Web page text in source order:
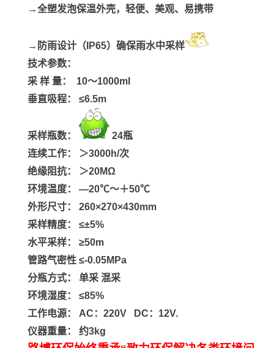
→全塑发泡保温外壳，轻便、美观、易携带
→防雨设计（IP65）确保雨水中采样
技术参数：
采 样 量： 10～1000ml
垂直吸程：
≤6.5m
采样瓶数：
24瓶
连续工作：
＞3000h/次
绝缘阻抗：
＞20MΩ
环境温度：
—20℃～＋50℃
外形尺寸：
260×270×430mm
采样精度：
≤±5%
水平采样：
≥50m
管路气密性 ≤-0.05MPa
分瓶方式：
单采 混采
环境湿度：
≤85%
工作电源：
AC：220V DC：12V.
仪器重量：
约3kg